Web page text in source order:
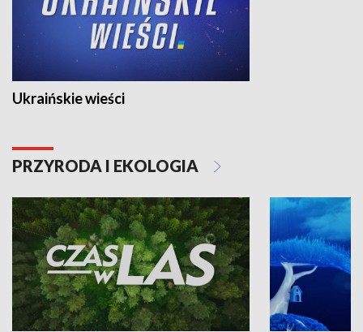
Ukraińskie wieści
PRZYRODA I EKOLOGIA